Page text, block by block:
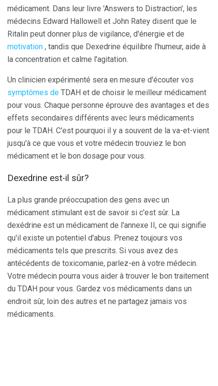
médicament. Dans leur livre 'Answers to Distraction', les
médecins Edward Hallowell et John Ratey disent que le
Ritalin peut donner plus de vigilance, d'énergie et de
motivation , tandis que Dexedrine équilibre l'humeur, aide à
la concentration et calme l'agitation.
Un clinicien expérimenté sera en mesure d'écouter vos
symptômes de TDAH et de choisir le meilleur médicament
pour vous. Chaque personne éprouve des avantages et des
effets secondaires différents avec leurs médicaments
pour le TDAH. C'est pourquoi il y a souvent de la va-et-vient
jusqu'à ce que vous et votre médecin trouviez le bon
médicament et le bon dosage pour vous.
Dexedrine est-il sûr?
La plus grande préoccupation des gens avec un
médicament stimulant est de savoir si c'est sûr. La
dexédrine est un médicament de l'annexe II, ce qui signifie
qu'il existe un potentiel d'abus. Prenez toujours vos
médicaments tels que prescrits. Si vous avez des
antécédents de toxicomanie, parlez-en à votre médecin.
Votre médecin pourra vous aider à trouver le bon traitement
du TDAH pour vous. Gardez vos médicaments dans un
endroit sûr, loin des autres et ne partagez jamais vos
médicaments.